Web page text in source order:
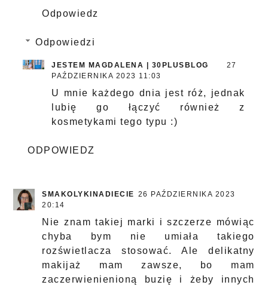
Odpowiedz
Odpowiedzi
JESTEM MAGDALENA | 30PLUSBLOG
27
PAŹDZIERNIKA 2023 11:03
U mnie każdego dnia jest róż, jednak
lubię go łączyć również z
kosmetykami tego typu :)
ODPOWIEDZ
SMAKOLYKINADIECIE 26 PAŹDZIERNIKA 2023
20:14
Nie znam takiej marki i szczerze mówiąc
chyba bym nie umiała takiego
rozświetlacza stosować. Ale delikatny
makijaż mam zawsze, bo mam
zaczerwienienioną buzię i żeby innych